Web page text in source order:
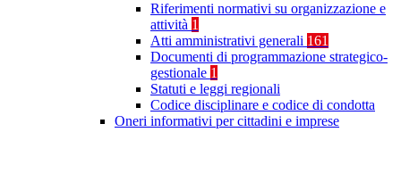
Riferimenti normativi su organizzazione e
attività 1
Atti amministrativi generali 161
Documenti di programmazione strategico-
gestionale 1
Statuti e leggi regionali
Codice disciplinare e codice di condotta
Oneri informativi per cittadini e imprese